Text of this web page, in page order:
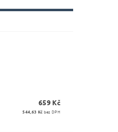
659 Kč
544,63 Kč bez DPH